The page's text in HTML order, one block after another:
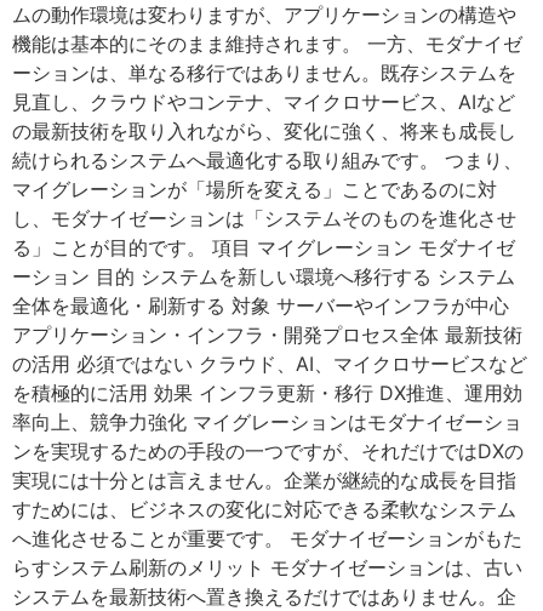
ムの動作環境は変わりますが、アプリケーションの構造や
機能は基本的にそのまま維持されます。 一方、モダナイゼ
ーションは、単なる移行ではありません。既存システムを
見直し、クラウドやコンテナ、マイクロサービス、AIなど
の最新技術を取り入れながら、変化に強く、将来も成長し
続けられるシステムへ最適化する取り組みです。 つまり、
マイグレーションが「場所を変える」ことであるのに対
し、モダナイゼーションは「システムそのものを進化させ
る」ことが目的です。 項目 マイグレーション モダナイゼ
ーション 目的 システムを新しい環境へ移行する システム
全体を最適化・刷新する 対象 サーバーやインフラが中心
アプリケーション・インフラ・開発プロセス全体 最新技術
の活用 必須ではない クラウド、AI、マイクロサービスなど
を積極的に活用 効果 インフラ更新・移行 DX推進、運用効
率向上、競争力強化 マイグレーションはモダナイゼーショ
ンを実現するための手段の一つですが、それだけではDXの
実現には十分とは言えません。企業が継続的な成長を目指
すためには、ビジネスの変化に対応できる柔軟なシステム
へ進化させることが重要です。 モダナイゼーションがもた
らすシステム刷新のメリット モダナイゼーションは、古い
システムを最新技術へ置き換えるだけではありません。企